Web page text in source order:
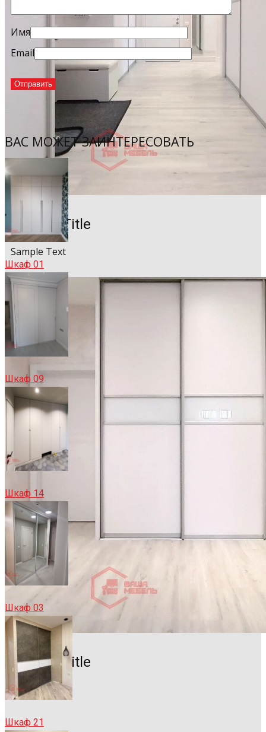
Sample Title
Sample Text
Sample Title
Sample Text
Имя
Email
ВАС МОЖЕТ ЗАИНТЕРЕСОВАТЬ
Шкаф 01
Шкаф 09
Шкаф 14
Шкаф 03
Шкаф 21